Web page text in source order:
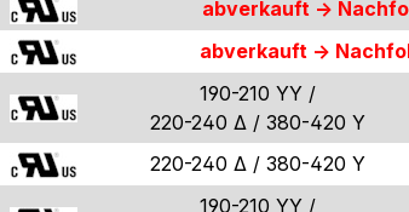
abverkauft ->
abverkauft ->
190-210 YY /
220-240 Δ / 380-420 Y
220-240 Δ / 380-420 Y
190-210 YY /